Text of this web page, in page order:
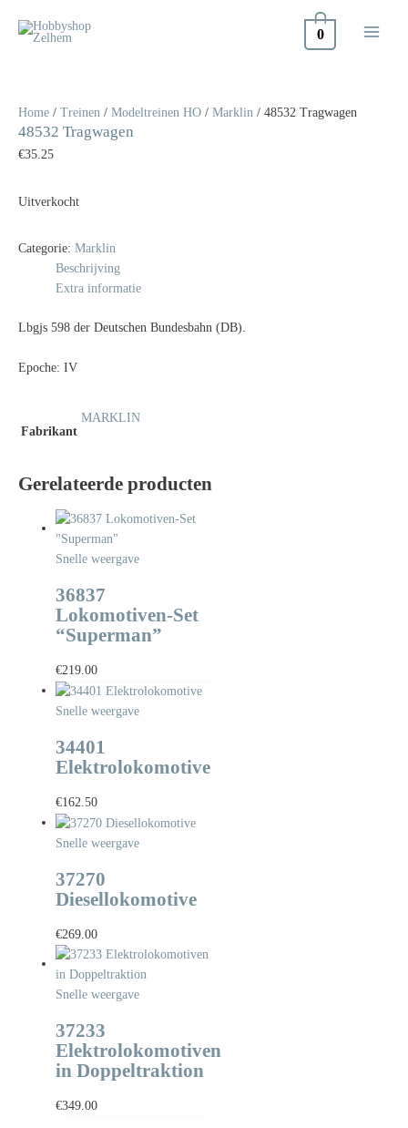
naar
0
Home / Treinen / Modeltreinen HO / Marklin / 48532 Tragwagen
48532 Tragwagen
€35.25
Uitverkocht
Categorie: Marklin
Beschrijving
Extra informatie
Lbgjs 598 der Deutschen Bundesbahn (DB).
Epoche: IV
Fabrikant
MARKLIN
Gerelateerde producten
Snelle weergave
36837
Lokomotiven-Set
“Superman”
€219.00
Snelle weergave
34401
Elektrolokomotive
€162.50
Snelle weergave
37270
Diesellokomotive
€269.00
Snelle weergave
37233
Elektrolokomotiven
in Doppeltraktion
€349.00